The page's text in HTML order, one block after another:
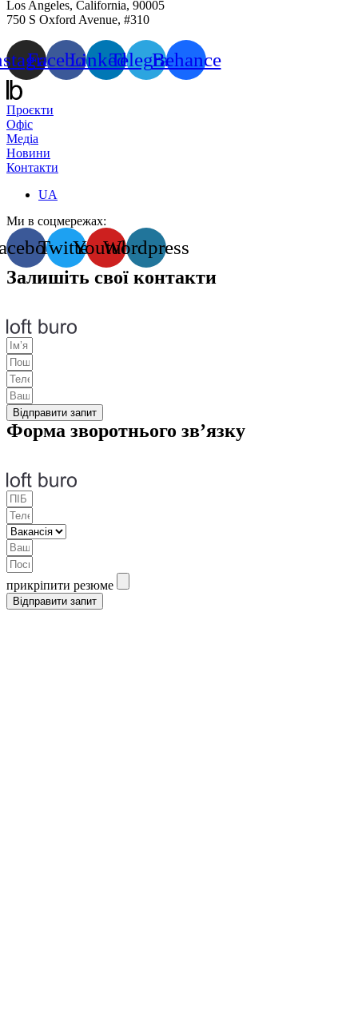
Los Angeles, California, 90005
750 S Oxford Avenue, #310
FacebookLinkedinTelegramBehance
Проєкти
Офіс
Медіа
Новини
Контакти
UA
Ми в соцмережах:
TwitterYoutube
Wordpress
Залишіть свої контакти
Відправити запит
Форма зворотнього зв’язку
прикріпити резюме
Відправити запит